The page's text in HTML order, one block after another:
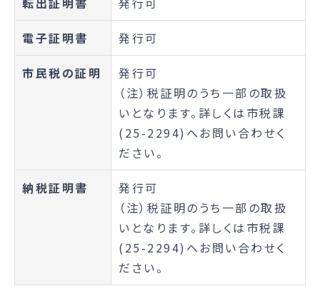
電子証明書 発行可
市民税の証明
発行可
（注）税証明のうち一部の取扱
いとなります。詳しくは市税課
(25-2294)へお問い合わせく
ださい。
納税証明書
発行可
（注）税証明のうち一部の取扱
いとなります。詳しくは市税課
(25-2294)へお問い合わせく
ださい。